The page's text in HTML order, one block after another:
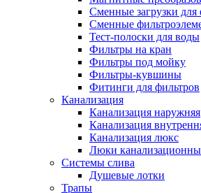
Новости и Акции
Оплата и доставка
Сервис-центр
Адреса Сервис-центров
Сменные загрузки для
Сменные
Тест-полоски для воды
Фильтры на кран
Фильтры под мойку
Фильтры-кувшины
Фитинги для фильтров
Канализация
Канализация наружняя
Канализация
Канализация люкс
Люки
Системы слива
Душевые лотки
Трапы